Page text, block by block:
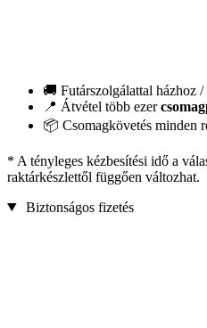
🚚 Futárszolgálattal házhoz
📍 Átvétel több ezer
📦 Csomagkövetés minden
* A tényleges kézbesítési idő a
raktárkészlettől függően változhat.
Biztonságos fizetés